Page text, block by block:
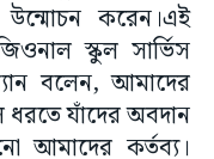
করেন।এই
স্কুল সার্ভিস
বলেন, আমাদের
ধরতে যাঁদের অবদান
আমাদের কর্তব্য।